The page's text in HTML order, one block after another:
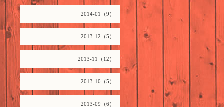
2014-01（9）
2013-12（5）
2013-11（12）
2013-10（5）
2013-09（6）